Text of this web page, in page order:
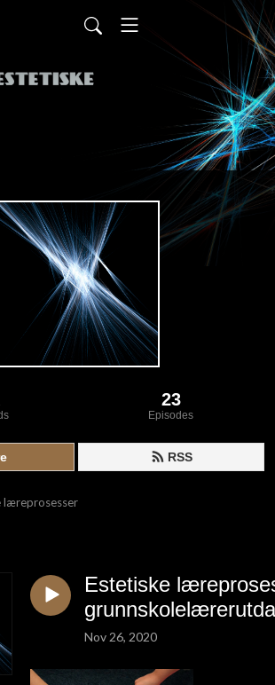
podest/feed.xml
23
Episodes
RSS
læreprosesser
Estetiske
Nov 26, 2020